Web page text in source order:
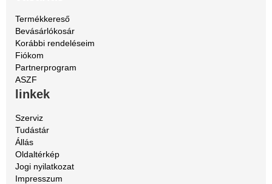
Termékkereső
Bevásárlókosár
Korábbi rendeléseim
Fiókom
Partnerprogram
ASZF
linkek
Szerviz
Tudástár
Állás
Oldaltérkép
Jogi nyilatkozat
Impresszum